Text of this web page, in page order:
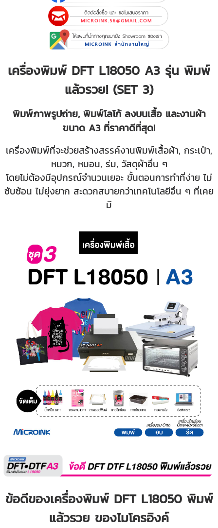
เครื่องพิมพ์ DFT L18050 A3 รุ่น พิมพ์
แล้วรวย! (SET 3)
พิมพ์ภาพรูปถ่าย, พิมพ์โลโก้ ลงบนเสื้อ และงานผ้า
ขนาด A3 ที่ราคาดีที่สุด!
เครื่องพิมพ์ที่จะช่วยสร้างสรรค์งานพิมพ์เสื้อผ้า, กระเป๋า,
หมวก, หมอน, ร่ม, วัสดุผ้าอื่น ๆ
โดยไม่ต้องมีอุปกรณ์จำนวนเยอะ ขั้นตอนการทำที่ง่าย ไม่
ซับซ้อน ไม่ยุ่งยาก สะดวกสบายกว่าเทคโนโลยีอื่น ๆ ที่เคย
มี
ข้อดีของเครื่องพิมพ์ DFT L18050 พิมพ์
แล้วรวย ของไมโครอิงค์